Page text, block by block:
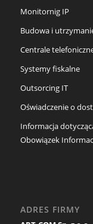
Monitornig IP
Budowa i
Centrale
Systemy fiskalne
Outsorcing IT
Oświadczenie o
Informacja
Obowiązek
ADRES FIRMY